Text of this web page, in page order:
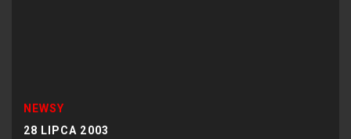
NEWSY
28 LIPCA 2003